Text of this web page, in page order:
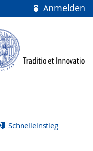
Anmelden
Schnelleinstieg